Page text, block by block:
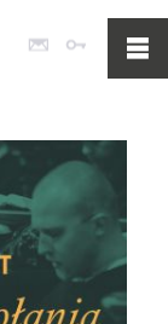
Poczta